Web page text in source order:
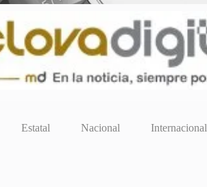
Estatal Nacional Internacional